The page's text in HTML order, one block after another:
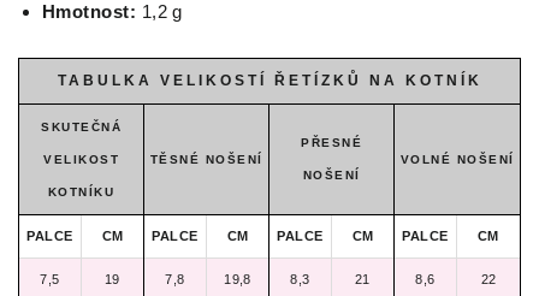
Hmotnost: 1,2 g
TABULKA VELIKOSTÍ ŘETÍZKŮ NA KOTNÍK
SKUTEČNÁ
VELIKOST
KOTNÍKU
TĚSNÉ NOŠENÍ
PŘESNÉ
NOŠENÍ
VOLNÉ NOŠENÍ
PALCE CM PALCE CM PALCE CM PALCE CM
7,5 19 7,8 19,8 8,3 21 8,6 22